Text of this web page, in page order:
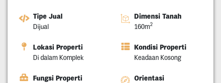
Tipe Jual
Dijual
Dimensi Tanah
160m2
Lokasi Properti
Di dalam Komplek
Kondisi Properti
Keadaan Kosong
Fungsi Properti Orientasi